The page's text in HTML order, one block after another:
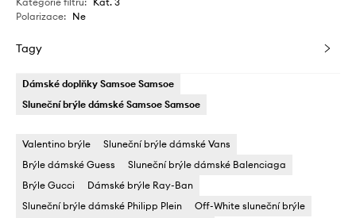
Polarizace: Ne
Tagy
Dámské doplňky Samsoe Samsoe
Sluneční brýle dámské Samsoe Samsoe
Valentino brýle
Sluneční brýle dámské Vans
Brýle dámské Guess
Sluneční brýle dámské Balenciaga
Brýle Gucci
Dámské brýle Ray-Ban
Sluneční brýle dámské Philipp Plein
Off-White sluneční brýle